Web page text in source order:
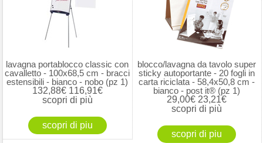
lavagna portablocco classic con
cavalletto - 100x68,5 cm - bracci
estensibili - bianco - nobo (pz 1)
132,88€116,91€
scopri di più
blocco/lavagna da tavolo super
sticky autoportante - 20 fogli in
carta riciclata - 58,4x50,8 cm -
bianco - post it® (pz 1)
29,00€ 23,21€
scopri di più